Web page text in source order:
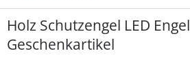
Holz Schutzengel LED Engel
Geschenkartikel